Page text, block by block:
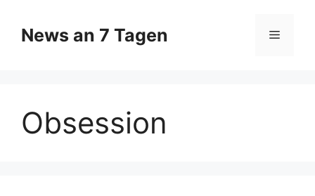
Inhalt
springen
News an 7 Tagen Menü
Obsession